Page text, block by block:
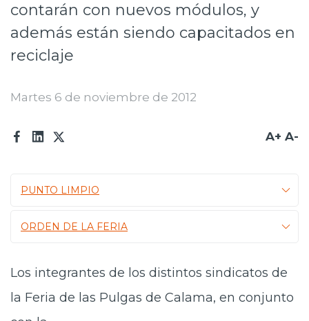
Prensa
Trabaja en Codelco
Proveedores
contarán con nuevos módulos, y
además están siendo capacitados en
reciclaje
Martes 6 de noviembre de 2012
A+ A-
PUNTO LIMPIO
ORDEN DE LA FERIA
Los integrantes de los distintos sindicatos de
la Feria de las Pulgas de Calama, en conjunto